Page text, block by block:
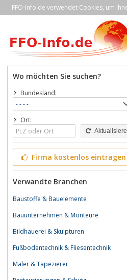
FFO-Info.de verwendet Cookies, um
Wo möchten Sie suchen?
Bundesland:
Ort:
Firma kostenlos eintragen
Verwandte Branchen
Baustoffe & Bauelemente
Bauunternehmen & Monteure
Bildhauerei & Skulpturen
Fußbodentechnik & Fliesentechnik
Maler & Tapezierer